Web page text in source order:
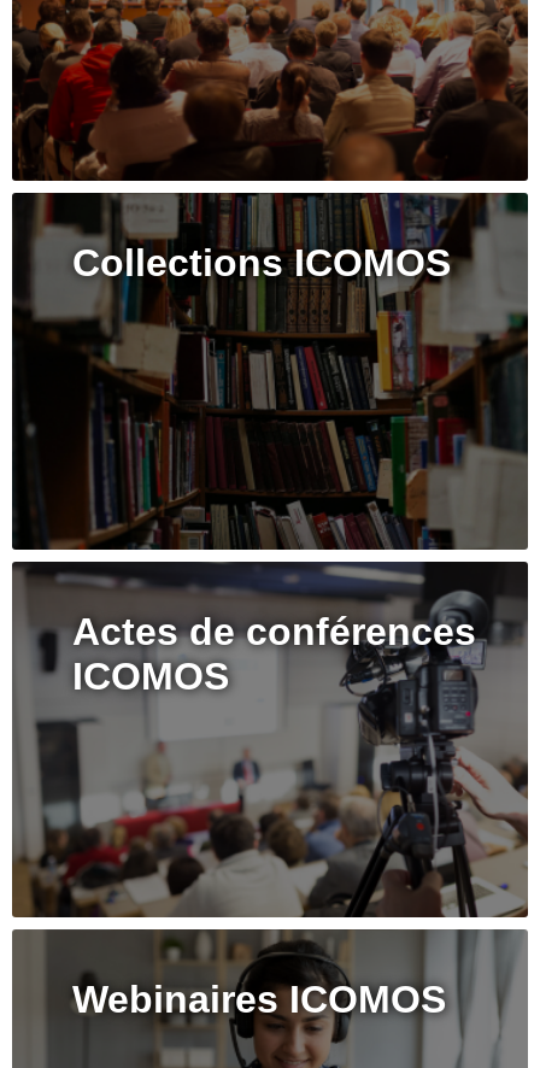
Collections ICOMOS
Actes de conférences
ICOMOS
Webinaires ICOMOS